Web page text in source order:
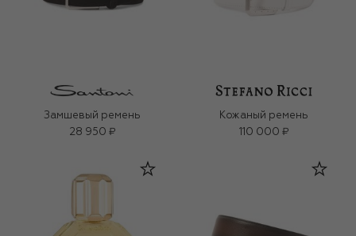
Замшевый ремень
28 950 ₽
Кожаный ремень
110 000 ₽